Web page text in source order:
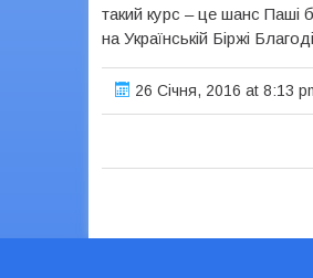
такий курс – це шанс Паші
на Українській Біржі
26 Січня, 2016 at 8:13